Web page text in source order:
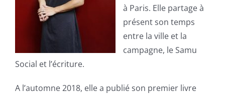
à Paris. Elle partage à
présent son temps
entre la ville et la
campagne, le Samu
Social et l’écriture.
A l’automne 2018, elle a publié son premier livre